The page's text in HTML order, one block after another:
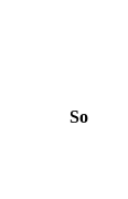
So